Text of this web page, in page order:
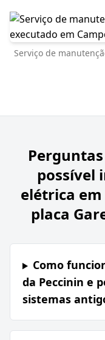
Serviço de
possível
elétrica
placa
Como
da Peccinin e
sistemas